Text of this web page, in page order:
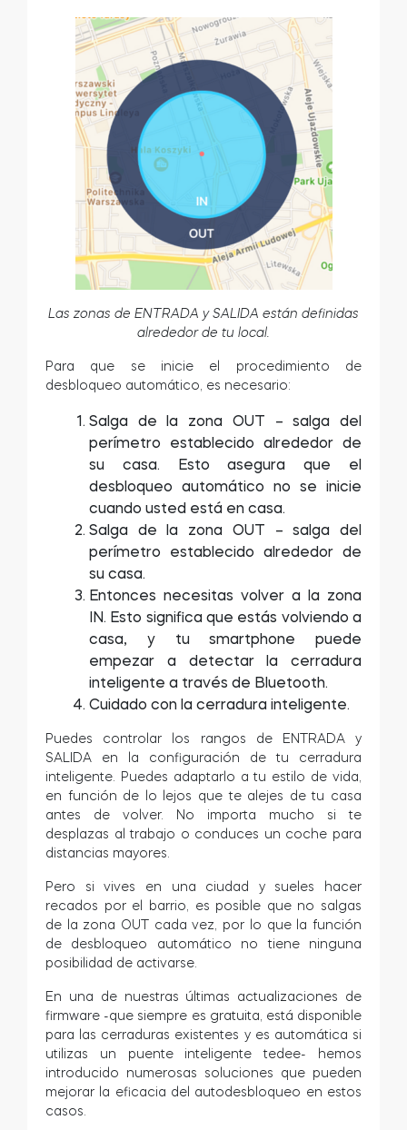
Tedee Dry Contact
Tedee GO2
Las zonas de ENTRADA y SALIDA están definidas
alrededor de tu local.
Para que se inicie el procedimiento de
desbloqueo automático, es necesario:
Salga de la zona OUT – salga del
perímetro establecido alrededor de
su casa. Esto asegura que el
desbloqueo automático no se inicie
cuando usted está en casa.
Salga de la zona OUT – salga del
perímetro establecido alrededor de
su casa.
Entonces necesitas volver a la zona
IN. Esto significa que estás volviendo a
casa, y tu smartphone puede
empezar a detectar la cerradura
inteligente a través de Bluetooth.
Cuidado con la cerradura inteligente.
Puedes controlar los rangos de ENTRADA y
SALIDA en la configuración de tu cerradura
inteligente. Puedes adaptarlo a tu estilo de vida,
en función de lo lejos que te alejes de tu casa
antes de volver. No importa mucho si te
desplazas al trabajo o conduces un coche para
distancias mayores.
Pero si vives en una ciudad y sueles hacer
recados por el barrio, es posible que no salgas
de la zona OUT cada vez, por lo que la función
de desbloqueo automático no tiene ninguna
posibilidad de activarse.
En una de nuestras últimas actualizaciones de
firmware -que siempre es gratuita, está disponible
para las cerraduras existentes y es automática si
utilizas un puente inteligente tedee- hemos
introducido numerosas soluciones que pueden
mejorar la eficacia del autodesbloqueo en estos
casos.